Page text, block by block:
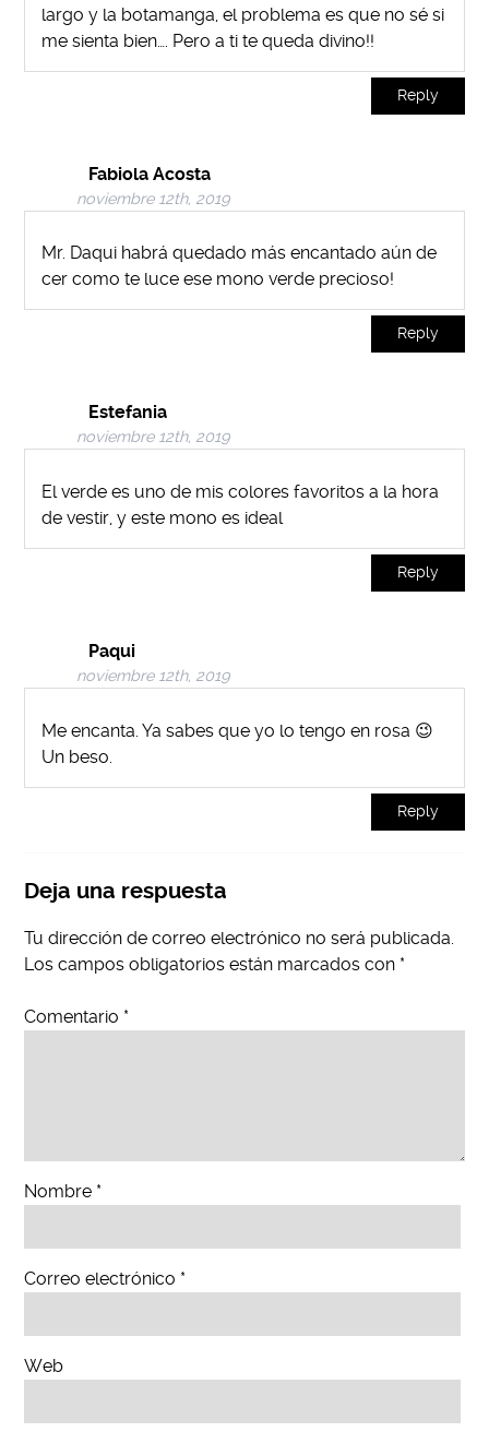
largo y la botamanga, el problema es que no sé si
me sienta bien…. Pero a ti te queda divino!!
Reply
Fabiola Acosta
noviembre 12th, 2019
Mr. Daqui habrá quedado más encantado aún de
cer como te luce ese mono verde precioso!
Reply
Estefania
noviembre 12th, 2019
El verde es uno de mis colores favoritos a la hora
de vestir, y este mono es ideal
Reply
Paqui
noviembre 12th, 2019
Me encanta. Ya sabes que yo lo tengo en rosa 😉
Un beso.
Reply
Deja una respuesta
Tu dirección de correo electrónico no será publicada.
Los campos obligatorios están marcados con *
Comentario *
Nombre *
Correo electrónico *
Web